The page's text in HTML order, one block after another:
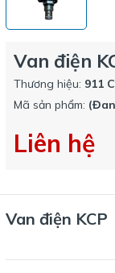
Van điện
Thương hiệu: 911
Mã sản phẩm:
Liên hệ
Van điện KCP